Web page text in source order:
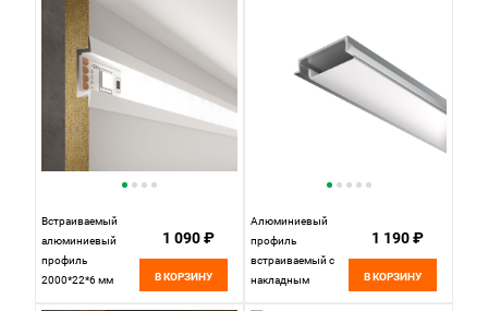
ленты LL-2-ALP007
Elektrostandard
Встраиваемый
алюминиевый
профиль
2000*22*6 мм
1 090 ₽
В КОРЗИНУ
Алюминиевый
профиль
встраиваемый с
накладным
1 190 ₽
В КОРЗИНУ